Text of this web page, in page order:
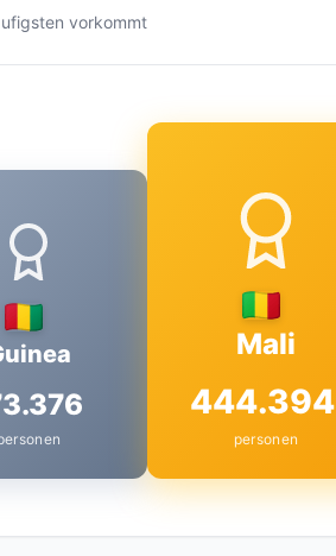
vorkommt
Mali
444.394
personen